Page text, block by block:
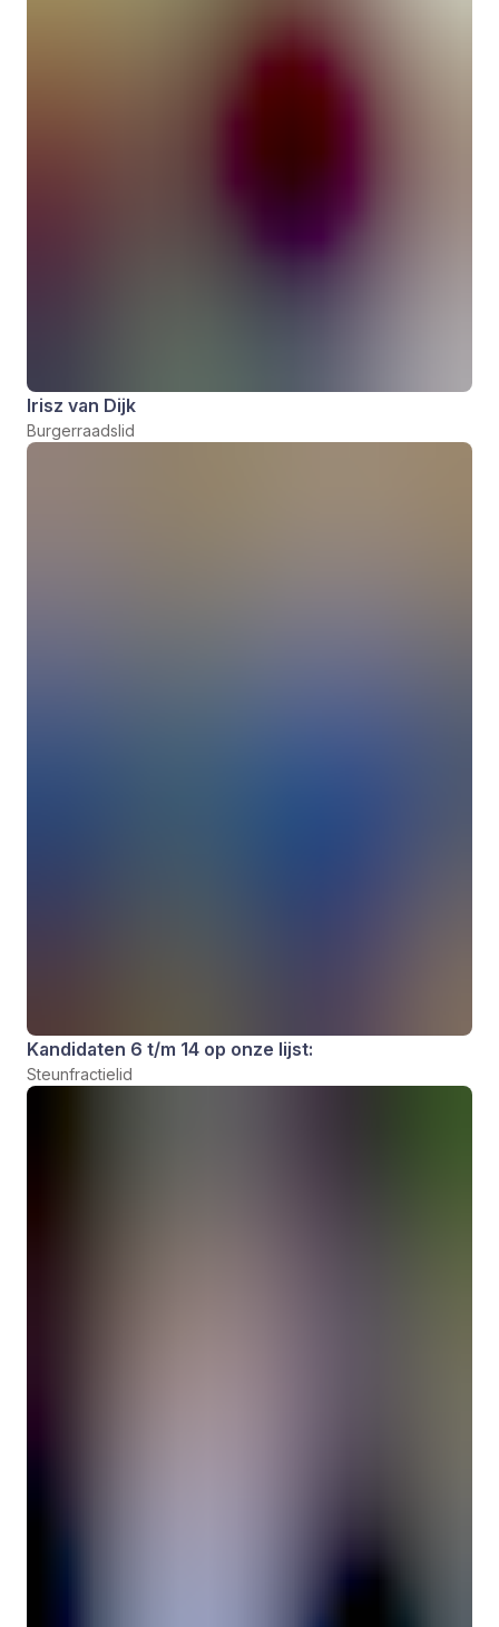
Irisz van Dijk
Burgerraadslid
Kandidaten 6 t/m 14 op onze lijst:
Steunfractielid